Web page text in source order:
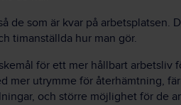
de som är kvar på arbetsplatsen.
timanställda hur man gör.
för ett mer hållbart arbetsliv
mer utrymme för återhämtning,
och större möjlighet för de